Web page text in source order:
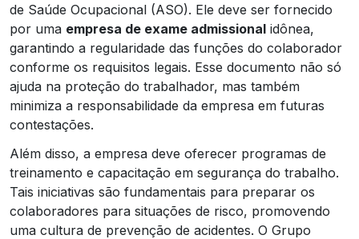
de Saúde Ocupacional (ASO). Ele deve ser fornecido
por uma empresa de exame admissional idônea,
garantindo a regularidade das funções do colaborador
conforme os requisitos legais. Esse documento não só
ajuda na proteção do trabalhador, mas também
minimiza a responsabilidade da empresa em futuras
contestações.
Além disso, a empresa deve oferecer programas de
treinamento e capacitação em segurança do trabalho.
Tais iniciativas são fundamentais para preparar os
colaboradores para situações de risco, promovendo
uma cultura de prevenção de acidentes. O Grupo